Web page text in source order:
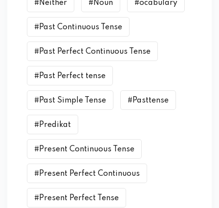
#Neither #Noun #ocabulary
#Past Continuous Tense
#Past Perfect Continuous Tense
#Past Perfect tense
#Past Simple Tense #Pasttense
#Predikat
#Present Continuous Tense
#Present Perfect Continuous
#Present Perfect Tense